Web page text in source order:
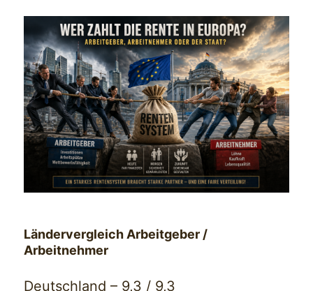
Ländervergleich Arbeitgeber /
Arbeitnehmer
Deutschland – 9,3 / 9,3